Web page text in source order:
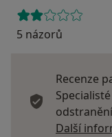
5 názorů
Recenze
Další